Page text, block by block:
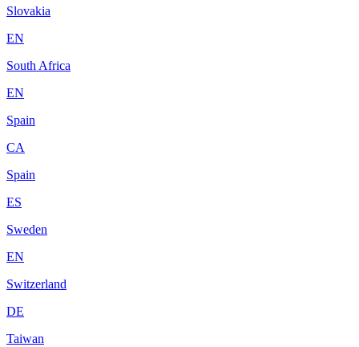
Slovakia
EN
South Africa
EN
Spain
CA
Spain
ES
Sweden
EN
Switzerland
DE
Taiwan